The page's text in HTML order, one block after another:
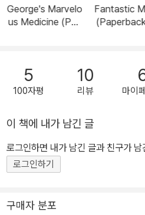
George's Marvelo
us Medicine (Pap
Fantastic
5
100자평
10
리뷰 마이
이 책에 내가 남긴 글
로그인하면 내가 남긴 글과 친구가
로그인하기
구매자 분포